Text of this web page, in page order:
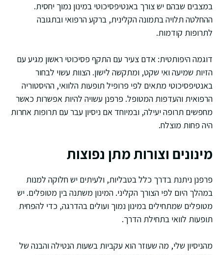
במצבים שבהם יש צורך באנטיפסיכוטי במינון נמוך יחסית.
ההחלטה תלויה בתמונה הקלינית, ברקע הרפואי ובתגובה
לתרופות קודמות.
דוגמה היפותטית: אדם צעיר עם התקף פסיכוטי ראשון מגיע עם
הזיות שמיעה ואי שקט, ומתקשה לישון. הצוות עשוי לבחור
באנטיפסיכוטי מתאים לפי פרופיל תופעות הלוואי, ההיסטוריה
הרפואית והעדפות המטופל. פרפנן עשויה להיות אפשרות כאשר
מחפשים תרופה יעילה, ובמיוחד אם ניסיון עבר עם תרופות אחרות
היה פחות מוצלח.
מינונים וצורות מתן נפוצות
פרפנן ניתנת בדרך כלל בטבליות, ולעיתים יש חלוקה למנות
במהלך היום לפי הצורך הקליני. המינון משתנה בין מטופלים. יש
מטופלים שמתחילים במינון נמוך ועולים בהדרגה, כדי להפחית
תופעות לוואי בתחילת הדרך.
מהניסיון שלי, מה שעוזר הוא עקביות בשעות הנטילה והבנה של